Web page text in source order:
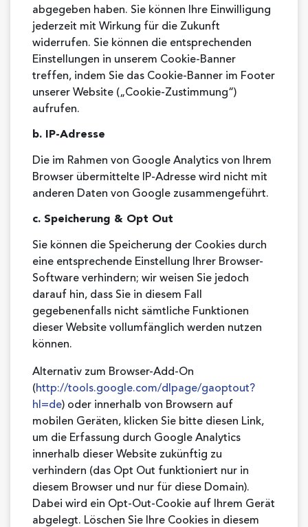
abgegeben haben. Sie können Ihre Einwilligung
jederzeit mit Wirkung für die Zukunft
widerrufen. Sie können die entsprechenden
Einstellungen in unserem Cookie-Banner
treffen, indem Sie das Cookie-Banner im Footer
unserer Website („Cookie-Zustimmung“)
aufrufen.
b. IP-Adresse
Die im Rahmen von Google Analytics von Ihrem
Browser übermittelte IP-Adresse wird nicht mit
anderen Daten von Google zusammengeführt.
c. Speicherung & Opt Out
Sie können die Speicherung der Cookies durch
eine entsprechende Einstellung Ihrer Browser-
Software verhindern; wir weisen Sie jedoch
darauf hin, dass Sie in diesem Fall
gegebenenfalls nicht sämtliche Funktionen
dieser Website vollumfänglich werden nutzen
können.
Alternativ zum Browser-Add-On
(http://tools.google.com/dlpage/gaoptout?
hl=de) oder innerhalb von Browsern auf
mobilen Geräten, klicken Sie bitte diesen Link,
um die Erfassung durch Google Analytics
innerhalb dieser Website zukünftig zu
verhindern (das Opt Out funktioniert nur in
diesem Browser und nur für diese Domain).
Dabei wird ein Opt-Out-Cookie auf Ihrem Gerät
abgelegt. Löschen Sie Ihre Cookies in diesem